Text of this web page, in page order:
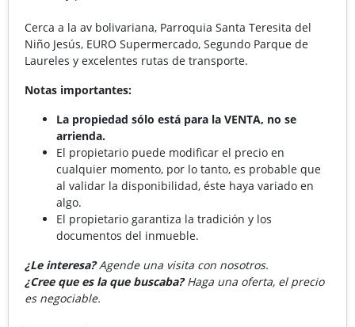
Cerca a la av bolivariana, Parroquia Santa Teresita del
Niño Jesús, EURO Supermercado, Segundo Parque de
Laureles y excelentes rutas de transporte.
Notas importantes:
La propiedad sólo está para la VENTA, no se
arrienda.
El propietario puede modificar el precio en
cualquier momento, por lo tanto, es probable que
al validar la disponibilidad, éste haya variado en
algo.
El propietario garantiza la tradición y los
documentos del inmueble.
¿Le interesa?Agende una visita con nosotros.
¿Cree que es la que buscaba?Haga una oferta, el precio
es negociable.